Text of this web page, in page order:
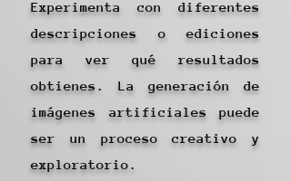
Experimenta con diferentes
descripciones o ediciones
para ver qué resultados
obtienes. La generación de
imágenes artificiales puede
ser un proceso creativo y
exploratorio.